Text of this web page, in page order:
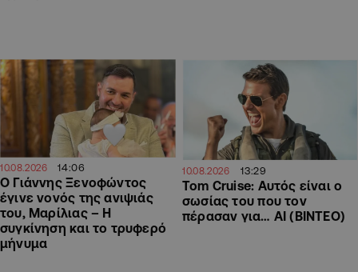
10.08.2026 14:06
O Γιάννης Ξενοφώντος
έγινε νονός της ανιψιάς
του, Μαρίλιας – Η
συγκίνηση και το τρυφερό
μήνυμα
10.08.2026 13:29
Tom Cruise: Αυτός είναι ο
σωσίας του που τον
πέρασαν για… AI (ΒΙΝΤΕΟ)